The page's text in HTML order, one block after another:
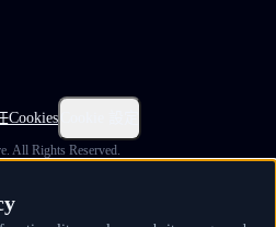
Cookies
All Rights Reserved.